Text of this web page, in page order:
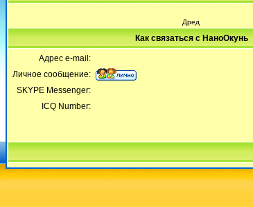
Дред
Как связаться с НаноОкунь
Адрес e-mail:
Личное сообщение:
SKYPE Messenger:
ICQ Number: